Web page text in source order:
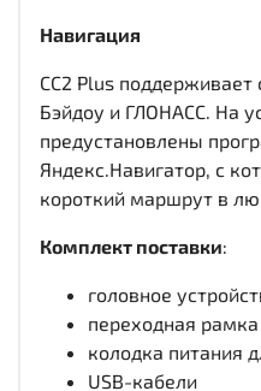
Навигация
CC2 Plus поддерживает
Бэйдоу и ГЛОНАСС. На
предустановлены
Яндекс.Навигатор, с
короткий маршрут в
Комплект поставки:
головное
переходная рамка
колодка питания
USB-кабели